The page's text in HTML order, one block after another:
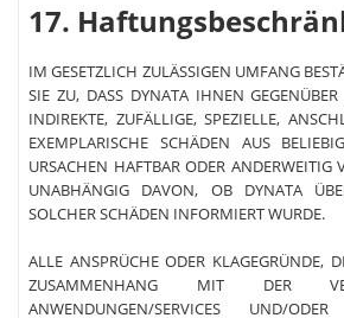
17.
IM GESETZLICH ZULÄSSIGEN UMFANG
SIE ZU, DASS DYNATA IHNEN
INDIREKTE, ZUFÄLLIGE, SPEZIELLE,
EXEMPLARISCHE SCHÄDEN AUS
URSACHEN HAFTBAR ODER ANDERWEITIG
UNABHÄNGIG DAVON, OB DYNATA
SOLCHER SCHÄDEN INFORMIERT WURDE.
ALLE ANSPRÜCHE ODER KLAGEGRÜNDE,
ZUSAMMENHANG MIT DER
ANWENDUNGEN/SERVICES UND/